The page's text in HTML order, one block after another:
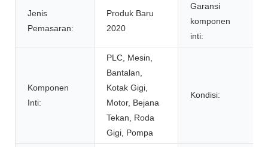
Jenis
Pemasaran:
Produk Baru
2020
Garansi
komponen
inti:
Komponen
Inti:
PLC, Mesin,
Bantalan,
Kotak Gigi,
Motor, Bejana
Tekan, Roda
Gigi, Pompa
Kondisi: